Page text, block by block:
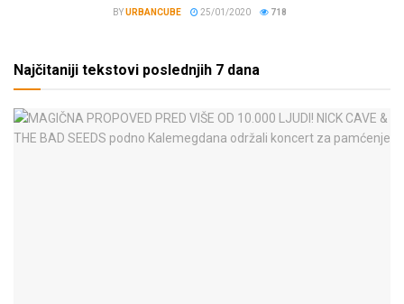
BYURBANCUBE 25/01/2020 718
Najčitaniji tekstovi poslednjih 7 dana